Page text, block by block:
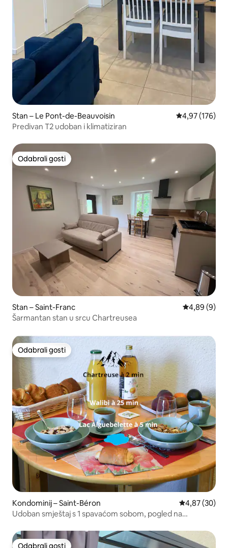
Stan – Le Pont-de-Beauvoisin Prosječna
4,97 (176)
Predivan T2 udoban i klimatiziran
Odabrali gosti
Odabrali gosti
Stan – Saint-Franc Prosječna
4,89 (9)
Šarmantan stan u srcu Chartreusea
Odabrali gosti
Odabrali gosti
Kondominij – Saint-Béron Prosječna
4,87 (30)
Udoban smještaj s 1 spavaćom sobom, pogled na
Odabrali gosti